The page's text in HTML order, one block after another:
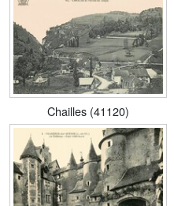
Chailles (41120)